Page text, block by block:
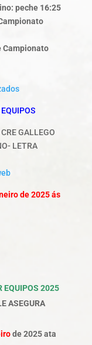
peche 16:25
GALLEGO
LETRA
de 2025 ás
EQUIPOS 2025
ASEGURA
de 2025ata